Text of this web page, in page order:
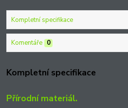
Kompletní specifikace
Komentáře 0
Kompletní specifikace
Přírodní materiál.